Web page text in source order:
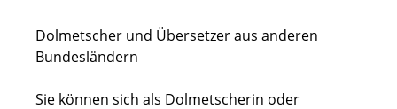
Dolmetscher und Übersetzer aus anderen
Bundesländern
Sie können sich als Dolmetscherin oder